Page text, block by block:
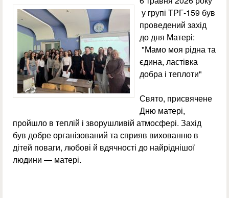
у групі ТРГ-159 був
проведений захід
до дня Матері:
"Мамо моя рідна та
єдина, ластівка
добра і теплоти"
Свято, присвячене
Дню матері,
пройшло в теплій і зворушливій атмосфері. Захід
був добре організований та сприяв вихованню в
дітей поваги, любові й вдячності до найріднішої
людини — матері.